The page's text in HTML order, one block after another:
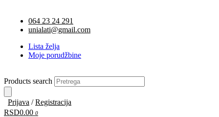
064 23 24 291
unialati@gmail.com
Lista želja
Moje porudžbine
Products search
Prijava / Registracija
RSD0.00 0